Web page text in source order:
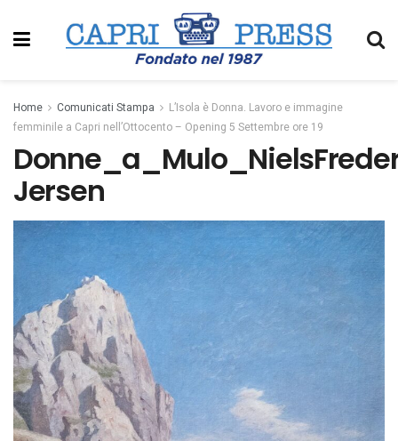
Home Comunicati Stampa
L’Isola è Donna. Lavoro e immagine
femminile a Capri nell’Ottocento – Opening 5 Settembre ore 19
Jersen